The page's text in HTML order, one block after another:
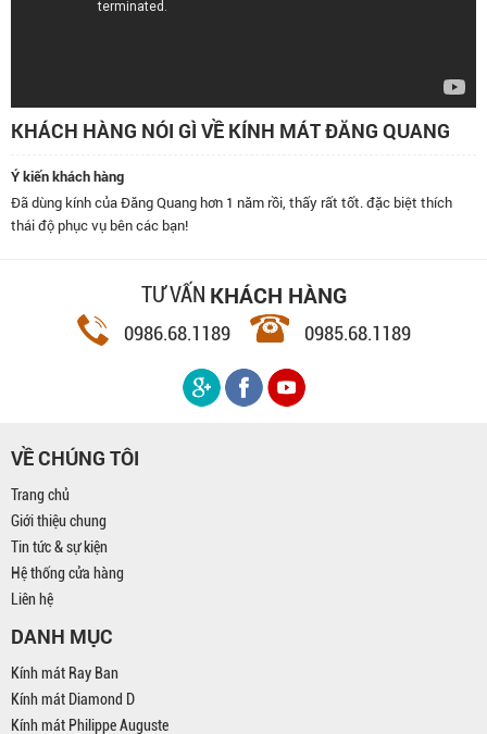
KHÁCH HÀNG NÓI GÌ VỀ KÍNH MÁT ĐĂNG QUANG
Ý kiến khách hàng
Đã dùng kính của Đăng Quang hơn 1 năm rồi, thấy rất tốt. đặc biệt thích
thái độ phục vụ bên các bạn!
TƯ VẤN KHÁCH HÀNG
0986.68.1189 0985.68.1189
VỀ CHÚNG TÔI
Trang chủ
Giới thiệu chung
Tin tức & sự kiện
Hệ thống cửa hàng
Liên hệ
DANH MỤC
Kính mát Ray Ban
Kính mát Diamond D
Kính mát Philippe Auguste